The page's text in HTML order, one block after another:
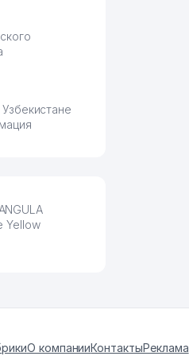
Yellow
О компанииКонтактыРеклама